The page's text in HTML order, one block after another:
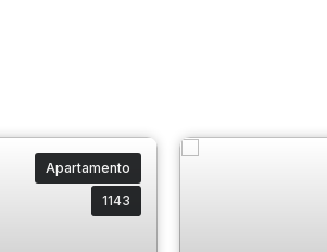
Apartamento
1143